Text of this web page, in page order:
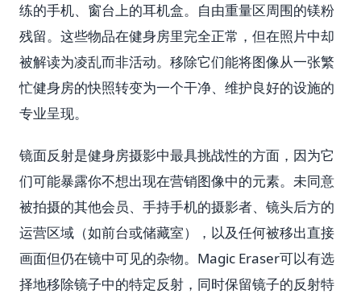
练的手机、窗台上的耳机盒。自由重量区周围的镁粉
残留。这些物品在健身房里完全正常，但在照片中却
被解读为凌乱而非活动。移除它们能将图像从一张繁
忙健身房的快照转变为一个干净、维护良好的设施的
专业呈现。
镜面反射是健身房摄影中最具挑战性的方面，因为它
们可能暴露你不想出现在营销图像中的元素。未同意
被拍摄的其他会员、手持手机的摄影者、镜头后方的
运营区域（如前台或储藏室），以及任何被移出直接
画面但仍在镜中可见的杂物。Magic Eraser可以有选
择地移除镜子中的特定反射，同时保留镜子的反射特